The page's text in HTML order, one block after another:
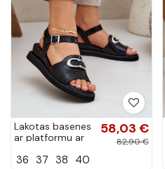
Lakotas basenes
ar platformu ar
melnas krāsas
58,03 €
82,90 €
36 37 38 40